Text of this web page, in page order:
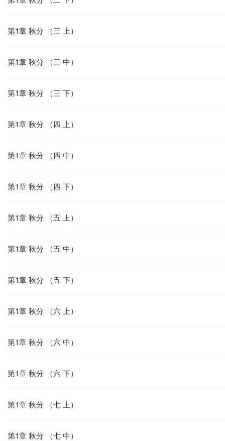
第1章 秋分 （三 上）
第1章 秋分 （三 中）
第1章 秋分 （三 下）
第1章 秋分 （四 上）
第1章 秋分 （四 中）
第1章 秋分 （四 下）
第1章 秋分 （五 上）
第1章 秋分 （五 中）
第1章 秋分 （五 下）
第1章 秋分 （六 上）
第1章 秋分 （六 中）
第1章 秋分 （六 下）
第1章 秋分 （七 上）
第1章 秋分 （七 中）